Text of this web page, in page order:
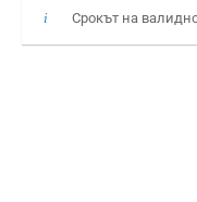
Срокът на